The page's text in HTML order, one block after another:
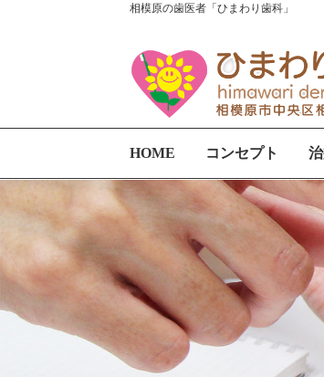
相模原の歯医者「ひまわり歯科」
HOME コンセプト